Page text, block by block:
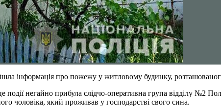
інформація про пожежу у житловому будинку,
негайно прибула слідчо-оперативна група відділу №2
чоловіка, який проживав у господарстві свого сина.